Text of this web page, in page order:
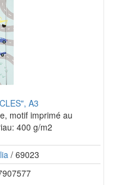
A3
motif imprimé au
400 g/m2
/ 69023